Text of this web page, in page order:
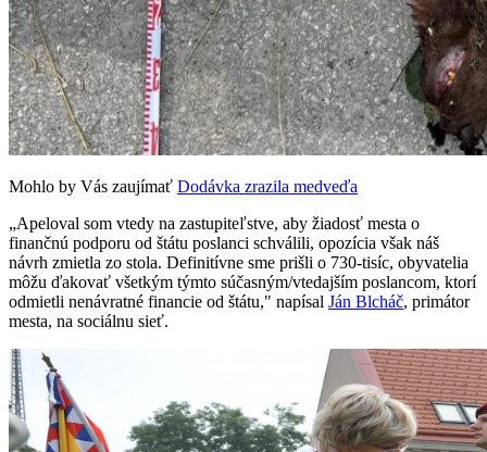
Mohlo by Vás zaujímať Dodávka zrazila medveďa
„Apeloval som vtedy na zastupiteľstve, aby žiadosť mesta o
finančnú podporu od štátu poslanci schválili, opozícia však náš
návrh zmietla zo stola. Definitívne sme prišli o 730-tisíc, obyvatelia
môžu ďakovať všetkým týmto súčasným/vtedajším poslancom, ktorí
odmietli nenávratné financie od štátu," napísal Ján Blcháč, primátor
mesta, na sociálnu sieť.